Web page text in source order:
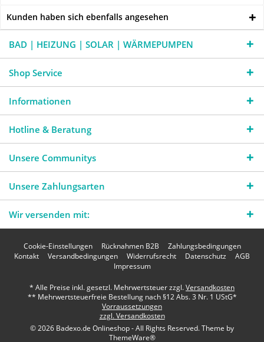
Kunden haben sich ebenfalls angesehen
BAD | HEIZUNG | SOLAR | WÄRMEPUMPEN
Shop Service
Informationen
Hotline & Beratung
Unsere Communitys
Unsere Zahlungsarten
Wir versenden mit:
Cookie-Einstellungen Rücknahmen B2B
Zahlungsbedingungen
Kontakt
Versandbedingungen Widerrufsrecht Datenschutz
AGB
Impressum
* Alle Preise inkl. gesetzl. Mehrwertsteuer zzgl.Versandkosten
** Mehrwertsteuerfreie Bestellung nach §12 Abs. 3 Nr. 1 UStG*
Vorraussetzungen
zzgl. Versandkosten
© 2026 Badexo.de Onlineshop - All Rights Reserved. Theme by
ThemeWare®